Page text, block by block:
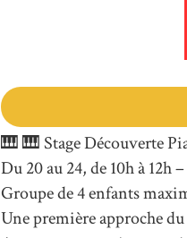
🎹 🎹 Stage Découverte
Du 20 au 24, de 10h à 12h
Groupe de 4 enfants
Une première approche